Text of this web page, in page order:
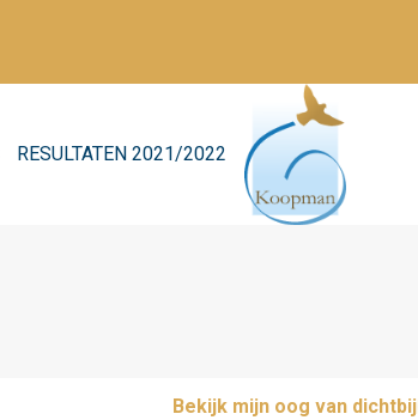
RESULTATEN 2021/2022
Bekijk mijn oog van dichtbij